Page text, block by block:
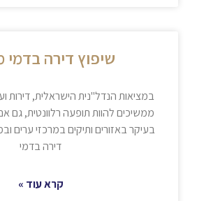
שיפוץ דירה
במציאות הנדל"נית הישראלית, דירות
ממשיכים להוות תופעה רלוונטית, גם
בעיקר באזורים ותיקים במרכזי ערים
דירה בדמי
קרא עוד »